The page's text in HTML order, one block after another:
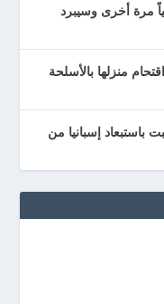
مرة أخرى وسيبرد
من العمر 20 عاماً واقتحام منزلها بالأسلحة
باستبعاد إسبانيا من